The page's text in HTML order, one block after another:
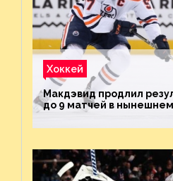
Хоккей
Макдэвид продлил
до 9 матчей в